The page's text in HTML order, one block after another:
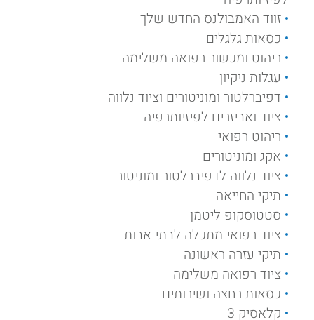
זווד האמבולנס החדש שלך
כסאות גלגלים
ריהוט ומכשור רפואה משלימה
עגלות ניקיון
דפיברלטור ומוניטורים וציוד נלווה
ציוד ואביזרים לפיזיותרפיה
ריהוט רפואי
אקג ומוניטורים
ציוד נלווה לדפיברלטור ומוניטור
תיקי החייאה
סטטוסקופ ליטמן
ציוד רפואי מתכלה לבתי אבות
תיקי עזרה ראשונה
ציוד רפואה משלימה
כסאות רחצה ושירותים
קלאסיק 3